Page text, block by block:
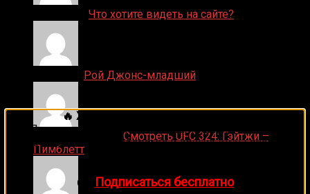
Что хотите видеть на сайте?
Рой Джонс-младший
Смотреть UFC 324: Гэйтжи –
Пимблетт
🔥 Хочешь зарабатывать на спорте?
Подписывайся на наш Telegram-канал 1Sports
прогнозы на единоборства и другие виды спорта
👉 Подписаться бесплатно